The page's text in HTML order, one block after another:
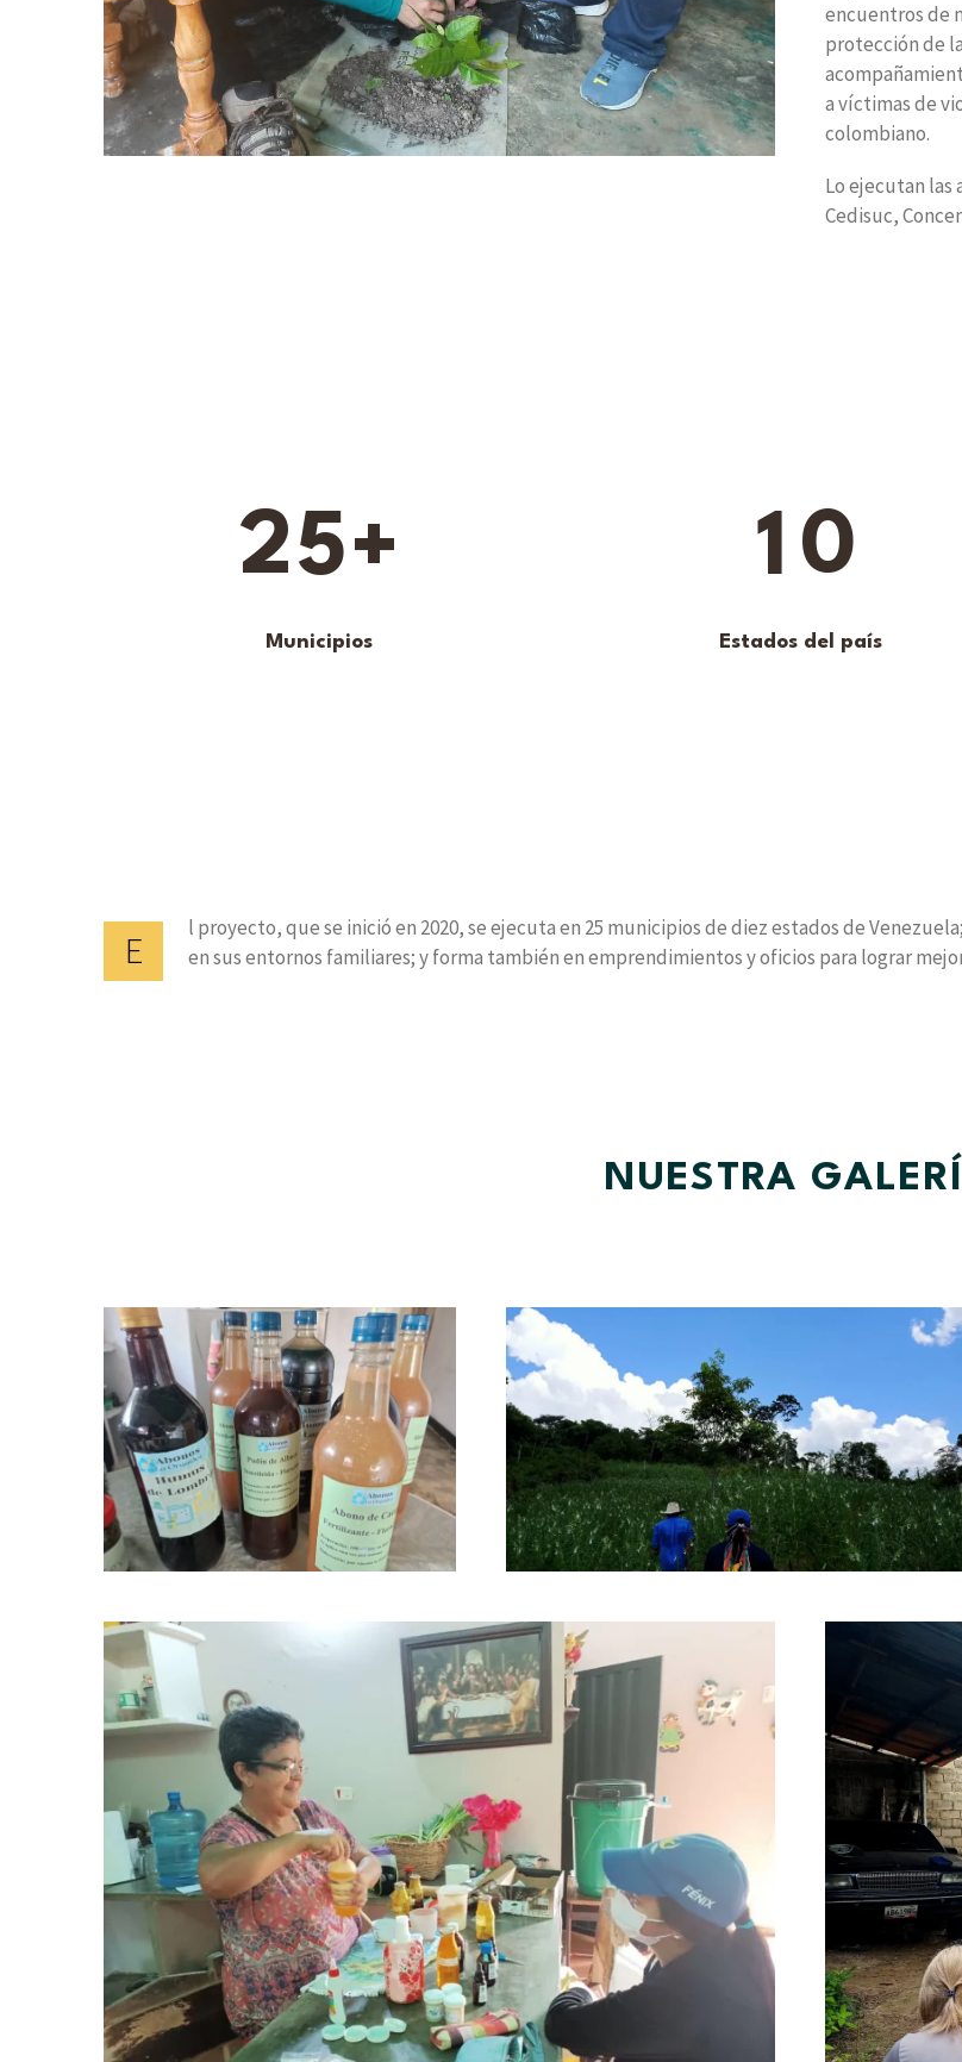
encuentros de
protección de
a víctimas de
colombiano.
Lo ejecutan las
Cedisuc,
25+
Municipios
1 0
Estados del país
E
l proyecto, que se inició en 2020, se ejecuta en 25 municipios de diez estados de
en sus entornos familiares; y forma también en emprendimientos y oficios para lograr
NUESTRA